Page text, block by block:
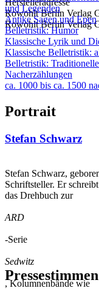
Rowohlt Berlin Verlag
Rowohlt Berlin Verlag
und Legenden
Antike Sagen und Epen
Belletristik: Humor
Klassische Lyrik und
Klassische Belletristik:
Belletristik:
Nacherzählungen
ca. 1000 bis ca. 1500
Portrait
Stefan Schwarz
Stefan Schwarz,
Schriftsteller. Er
das Drehbuch zur
ARD
-Serie
Sedwitz
, Kolumnenbände wie
Pressestimmen